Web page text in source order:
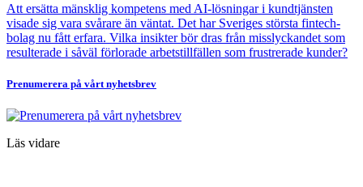
Att ersätta mänsklig kompetens med AI-lösningar i kundtjänsten
visade sig vara svårare än väntat. Det har Sveriges största fintech-
bolag nu fått erfara. Vilka insikter bör dras från misslyckandet som
resulterade i såväl förlorade arbetstillfällen som frustrerade kunder?
Prenumerera på vårt nyhetsbrev
Läs vidare